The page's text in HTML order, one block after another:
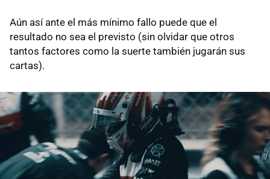
Aún así ante el más mínimo fallo puede que el
resultado no sea el previsto (sin olvidar que otros
tantos factores como la suerte también jugarán sus
cartas).